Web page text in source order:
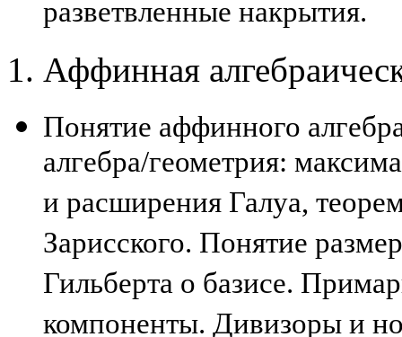
разветвленные накрытия.
1. Аффинная
Понятие аффинного
алгебра/геометрия:
и расширения Галуа,
Зарисского. Понятие
Гильберта о базисе.
компоненты. Дивизоры и